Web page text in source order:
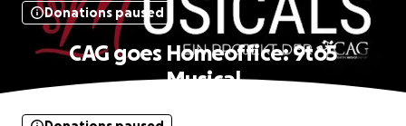
Donations paused
CAG goes Homeoffice: 9to5
Musical